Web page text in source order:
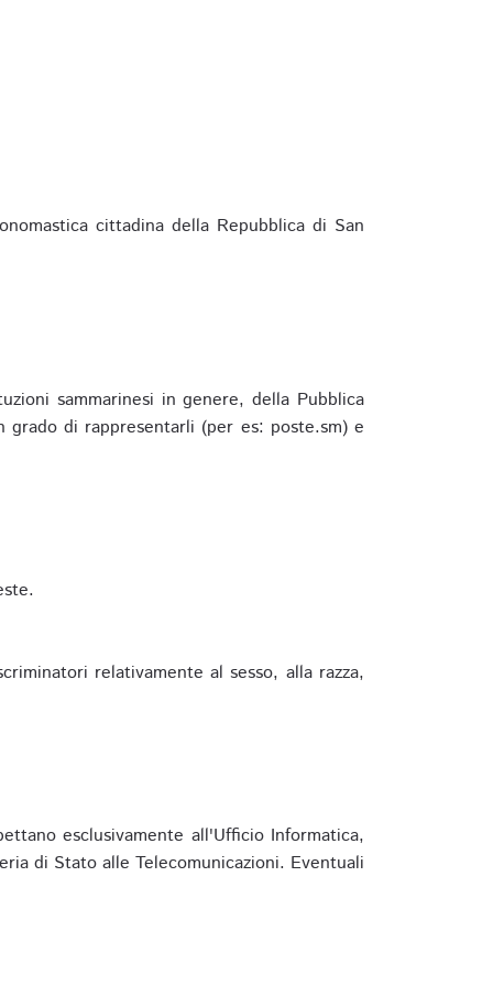
cittadina della Repubblica di San
sammarinesi in genere, della Pubblica
di rappresentarli (per es: poste.sm) e
relativamente al sesso, alla razza,
esclusivamente all'Ufficio Informatica,
di Stato alle Telecomunicazioni. Eventuali